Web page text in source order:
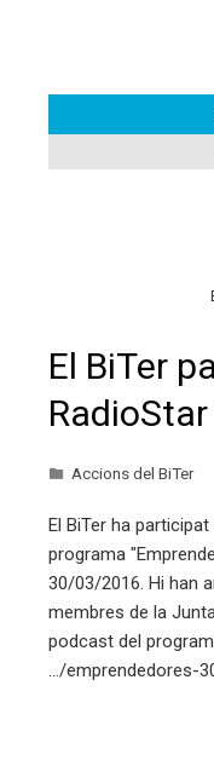
El BiTer
Accions del BiTer
El BiTer ha
programa
30/03/2016. Hi han
membres de la
podcast del
…/emprendedores-